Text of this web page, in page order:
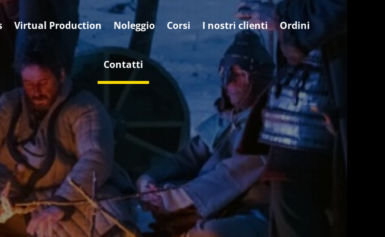
Virtual Production Noleggio Corsi I nostri clienti Ordini
Contatti